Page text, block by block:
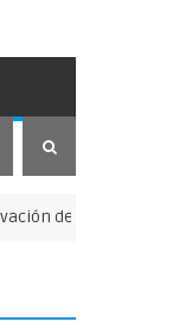
libertad en Ciudad